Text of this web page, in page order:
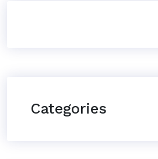
Categories